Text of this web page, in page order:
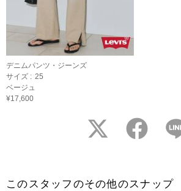
デニムパンツ・ジーンズ
サイズ : 25
ベージュ
¥17,600
twitter facebook
このスタッフのその他のスナップ